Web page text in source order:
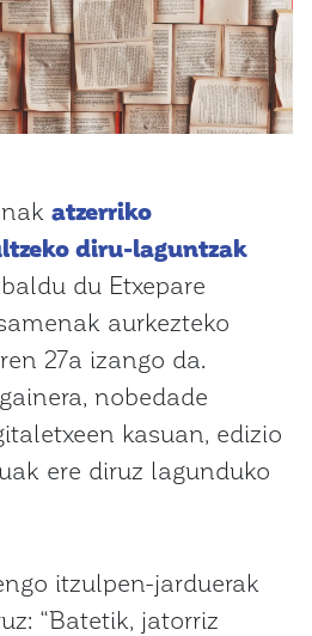
atzerriko
diru-laguntzak
du Etxepare
aurkezteko
27a izango da.
nobedade
kasuan, edizio
ere diruz lagunduko
itzulpen-jarduerak
“Batetik, jatorriz